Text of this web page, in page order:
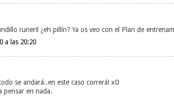
runeril ¿eh pillín? Ya os veo con el Plan de
a las 20:20
se andará..en este caso correrá! xD
pensar en nada.